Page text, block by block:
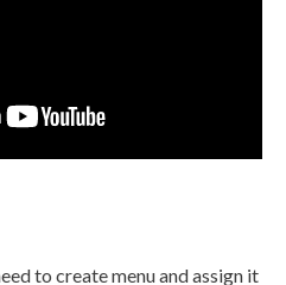
to create menu and assign it